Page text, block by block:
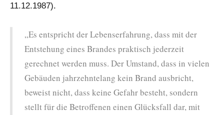
11.12.1987).
„Es entspricht der Lebenserfahrung, dass mit der
Entstehung eines Brandes praktisch jederzeit
gerechnet werden muss. Der Umstand, dass in vielen
Gebäuden jahrzehntelang kein Brand ausbricht,
beweist nicht, dass keine Gefahr besteht, sondern
stellt für die Betroffenen einen Glücksfall dar, mit